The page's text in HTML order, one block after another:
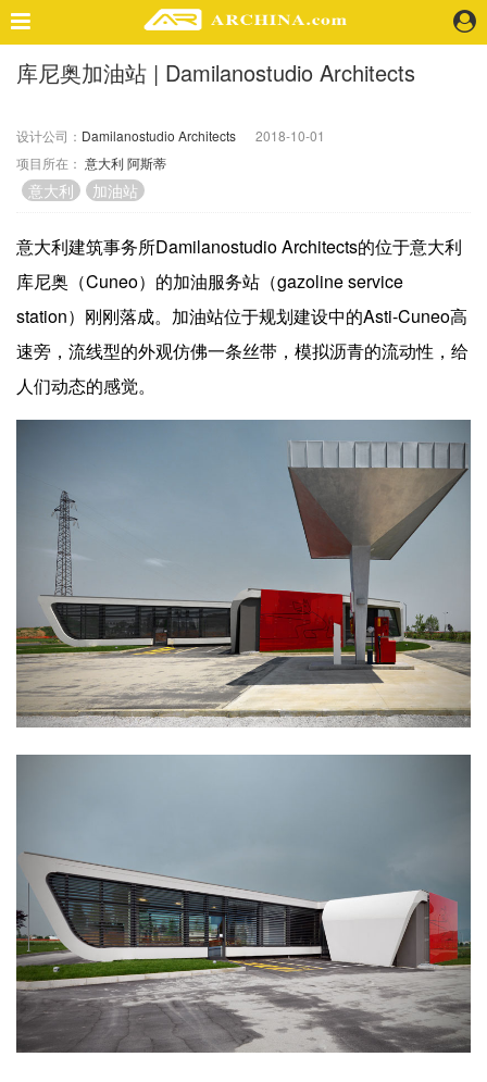
精选案例
景 观
室 内
视 频
头条资讯
业 界
机 构
人 物
地 产
快速搜索
企业招聘
企业会员
关于投稿
广告投放
关于我们
联系我们
库尼奥加油站 | Damilanostudio Architects
设计公司： Damilanostudio Architects
2018-10-01
项目所在： 意大利 阿斯蒂
意大利 加油站
意大利建筑事务所Damilanostudio Architects的位于意大利
库尼奥（Cuneo）的加油服务站（gazoline service
station）刚刚落成。加油站位于规划建设中的Asti-Cuneo高
速旁，流线型的外观仿佛一条丝带，模拟沥青的流动性，给
人们动态的感觉。